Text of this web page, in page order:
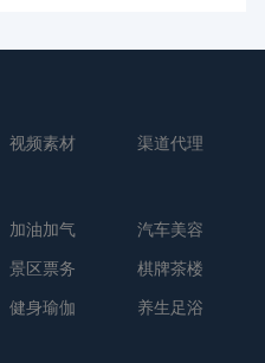
视频素材 渠道代理
加油加气
汽车美容
景区票务
棋牌茶楼
健身瑜伽
养生足浴